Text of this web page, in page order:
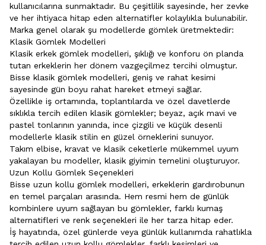
kullanıcılarına sunmaktadır. Bu çeşitlilik sayesinde, her zevke
ve her ihtiyaca hitap eden alternatifler kolaylıkla bulunabilir.
Marka genel olarak şu modellerde gömlek üretmektedir:
Klasik Gömlek Modelleri
Klasik erkek gömlek modelleri, şıklığı ve konforu ön planda
tutan erkeklerin her dönem vazgeçilmez tercihi olmuştur.
Bisse klasik gömlek modelleri, geniş ve rahat kesimi
sayesinde gün boyu rahat hareket etmeyi sağlar.
Özellikle iş ortamında, toplantılarda ve özel davetlerde
sıklıkla tercih edilen klasik gömlekler; beyaz, açık mavi ve
pastel tonlarının yanında, ince çizgili ve küçük desenli
modellerle klasik stilin en güzel örneklerini sunuyor.
Takım elbise, kravat ve klasik ceketlerle mükemmel uyum
yakalayan bu modeller, klasik giyimin temelini oluşturuyor.
Uzun Kollu Gömlek Seçenekleri
Bisse uzun kollu gömlek modelleri, erkeklerin gardırobunun
en temel parçaları arasında. Hem resmi hem de günlük
kombinlere uyum sağlayan bu gömlekler, farklı kumaş
alternatifleri ve renk seçenekleri ile her tarza hitap eder.
İş hayatında, özel günlerde veya günlük kullanımda rahatlıkla